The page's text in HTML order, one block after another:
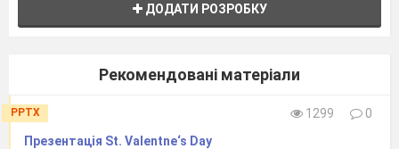
ДОДАТИ РОЗРОБКУ
Рекомендовані матеріали
PPTX 1299
0
Презентація St. Valentne‘s Day